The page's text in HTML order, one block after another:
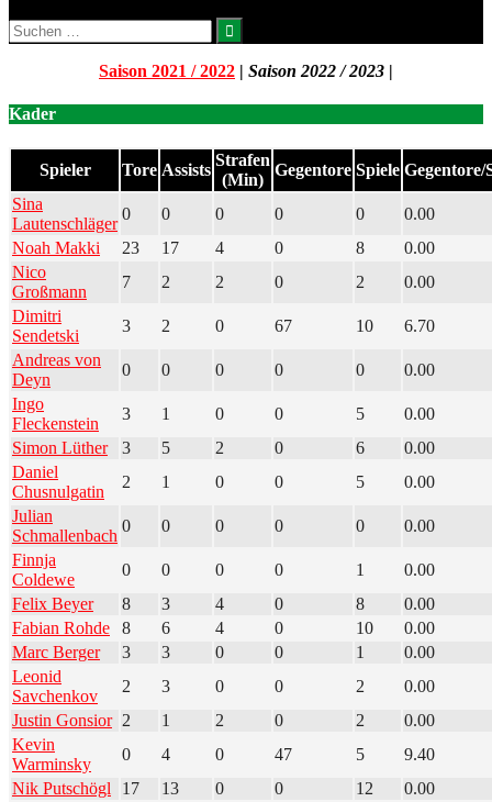
Suchen
nach:
Saison 2021 / 2022 | Saison 2022 / 2023 |
Kader
Spieler Tore Assists
Strafen
(Min)
Gegentore Spiele Gegentore/
Sina
Lautenschläger
0 0 0 0 0
0.00
Noah Makki
23 17 4 0 8
0.00
Nico
Großmann
7 2 2 0 2
0.00
Dimitri
Sendetski
3 2 0 67 10
6.70
Andreas von
Deyn
0 0 0 0 0
0.00
Ingo
Fleckenstein
3 1 0 0 5
0.00
Simon Lüther
3 5 2 0 6
0.00
Daniel
Chusnulgatin
2 1 0 0 5
0.00
Julian
Schmallenbach
0 0 0 0 0
0.00
Finnja
Coldewe
0 0 0 0 1
0.00
Felix Beyer
8 3 4 0 8
0.00
Fabian Rohde
8 6 4 0 10
0.00
Marc Berger
3 3 0 0 1
0.00
Leonid
Savchenkov
2 3 0 0 2
0.00
Justin Gonsior 2 1 2 0 2
0.00
Kevin
Warminsky
0 4 0 47 5
9.40
Nik Putschögl
17 13 0 0 12
0.00